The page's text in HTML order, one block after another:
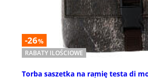
-26%
RABATY ILOŚCIOWE
Torba saszetka na ramię testa di